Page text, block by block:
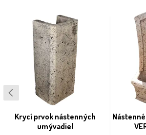
Krycí prvok nástenných
umývadiel